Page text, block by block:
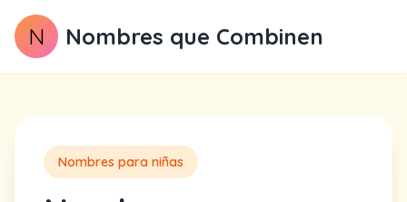
N Nombres que Combinen
Nombres para niñas